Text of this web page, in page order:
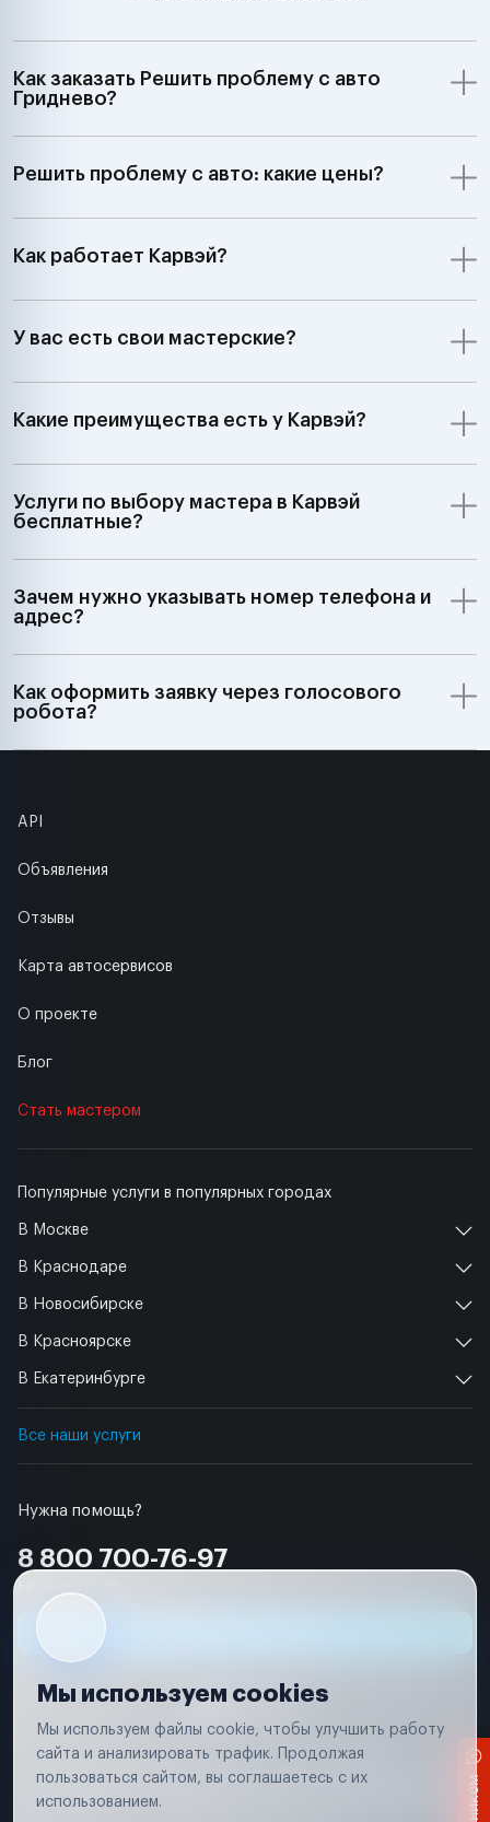
Как заказать Решить проблему с авто
Гриднево?
Решить проблему с авто: какие цены?
Как работает Карвэй?
У вас есть свои мастерские?
Какие преимущества есть у Карвэй?
Услуги по выбору мастера в Карвэй
бесплатные?
Зачем нужно указывать номер телефона и
адрес?
Как оформить заявку через голосового
робота?
Нужна помощь?
8 800 700-76-97
Популярные услуги в популярных городах
В Москве
В Краснодаре
В Новосибирске
В Красноярске
В Екатеринбурге
Все наши услуги
API
Объявления
Отзывы
Карта автосервисов
О проекте
Блог
Стать мастером
Условия использования
Удаление аккаунта
Вся информация, представленная на сайте, носит исключительно
соответствии с положениями статьи 437 (п. 2) Гражданского кодекса
Мы используем cookies
Мы используем файлы cookie, чтобы улучшить работу
сайта и анализировать трафик. Продолжая
пользоваться сайтом, вы соглашаетесь с их
использованием.